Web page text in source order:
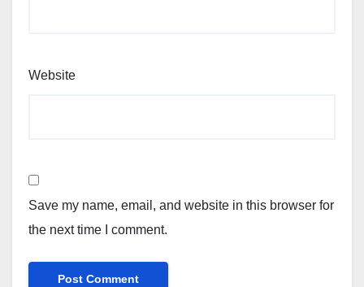
Website
Save my name, email, and website in this browser for
the next time I comment.